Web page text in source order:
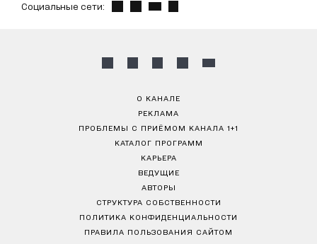
Социальные сети:
О КАНАЛЕ
РЕКЛАМА
ПРОБЛЕМЫ С ПРИЁМОМ КАНАЛА 1+1
КАТАЛОГ ПРОГРАММ
КАРЬЕРА
ВЕДУЩИЕ
АВТОРЫ
СТРУКТУРА СОБСТВЕННОСТИ
ПОЛИТИКА КОНФИДЕНЦИАЛЬНОСТИ
ПРАВИЛА ПОЛЬЗОВАНИЯ САЙТОМ